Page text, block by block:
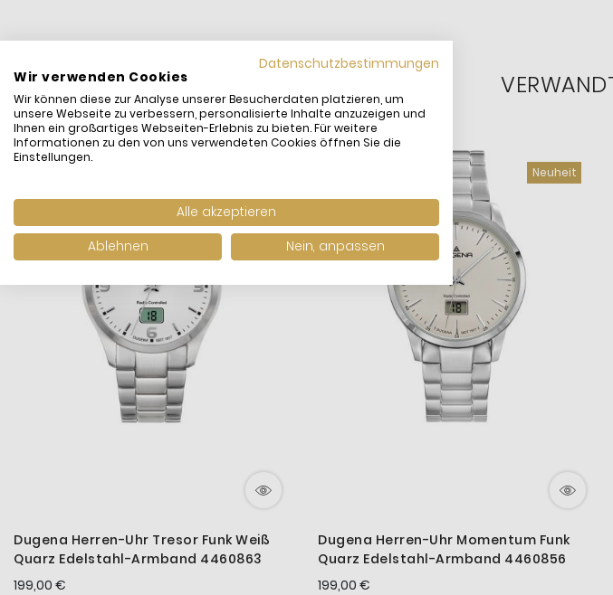
Dugena Herren-Uhr Tresor Funk Weiß
Quarz Edelstahl-Armband 4460863
199,00 €
Neuheit
Dugena Herren-Uhr Momentum Funk
Quarz Edelstahl-Armband 4460856
199,00 €
Datenschutzbestimmungen
Wir verwenden Cookies
Wir können diese zur Analyse unserer Besucherdaten platzieren, um
unsere Webseite zu verbessern, personalisierte Inhalte anzuzeigen und
Ihnen ein großartiges Webseiten-Erlebnis zu bieten. Für weitere
Informationen zu den von uns verwendeten Cookies öffnen Sie die
Einstellungen.
Alle akzeptieren
Ablehnen
Nein, anpassen